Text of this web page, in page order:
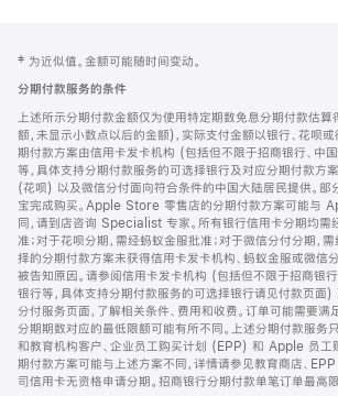
页
页
脚
注
‡ 为近似值。金额可能随时间变动。
分期付款服务的条件
上述所示分期付款金额仅为使用特定期数免息分期付款估
额，未显示小数点以后的金额)，实际支付金额以银行、花呗
期付款方案由信用卡发卡机构 (包括但不限于招商银行、中
等，具体支持分期付款服务的可选择银行及对应分期付款方
(花呗) 以及微信分付面向符合条件的中国大陆居民提供。部
宝完成购买。Apple Store 零售店的分期付款方案可能与
同，请到店咨询 Specialist 专家。所有银行信用卡分期均需
准；对于花呗分期，需经蚂蚁金服批准；对于微信分付分期，
择的分期付款方案未获得信用卡发卡机构、蚂蚁金服或微信
被告知原因。请参阅信用卡发卡机构 (包括但不限于招商银行
银行等，具体支持分期付款服务的可选择银行请见付款页面)
分付服务页面，了解相关条件、费用和收费。订单可能需要满
分期期数对应的最低限额可能有所不同。上述分期付款服务
和教育机构客户、企业员工购买计划 (EPP) 和 Apple 员
期付款方案可能与上述方案不同，详情请参见教育商店、
司信用卡无资格申请分期。招商银行分期付款单笔订单最高